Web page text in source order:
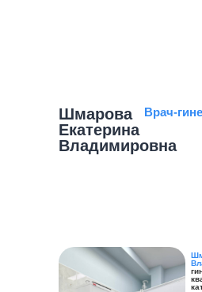
Шмарова
Екатерина
Владимировна
Врач-